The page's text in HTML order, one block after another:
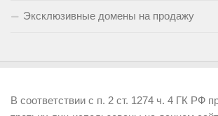
Эксклюзивные домены на продажу
В соответствии с п. 2 ст. 1274 ч. 4 ГК РФ